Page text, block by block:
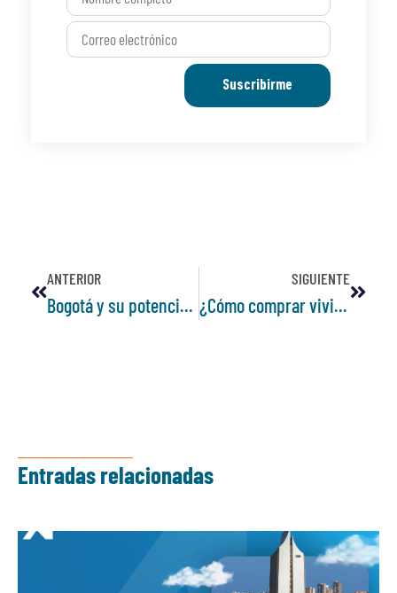
Suscribirme
ANTERIOR
Bogotá y su potencial para invertir en bienes raíces
SIGUIENTE
¿Cómo comprar vivienda pagando arriendo?
Entradas relacionadas